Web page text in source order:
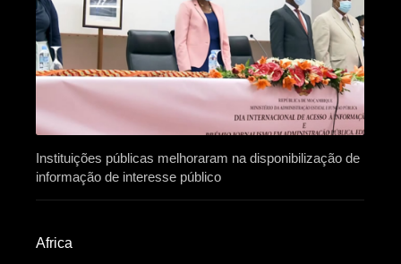
Instituições públicas melhoraram na disponibilização de
informação de interesse público
Africa​